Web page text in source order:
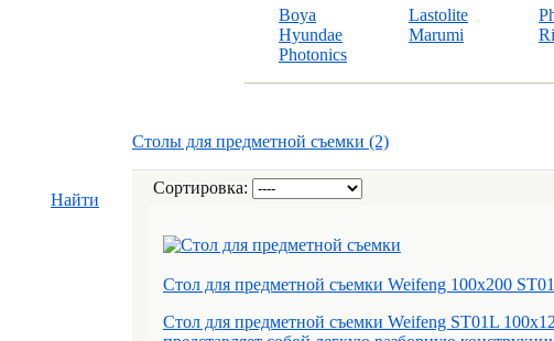
Boya
Hyundae
Photonics
Lastolite
Marumi
Найти
Столы для предметной съемки (2)
Сортировка:
Стол для предметной съемки Weifeng 100x200
Стол для предметной съемки Weifeng ST01L